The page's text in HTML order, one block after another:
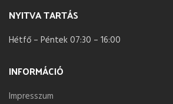
NYITVA TARTÁS
Hétfő – Péntek 07:30 – 16:00
INFORMÁCIÓ
Impresszum